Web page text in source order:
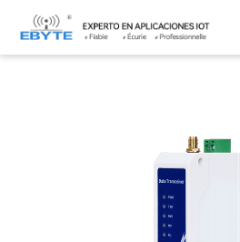
Home > Modem > Wireless modem